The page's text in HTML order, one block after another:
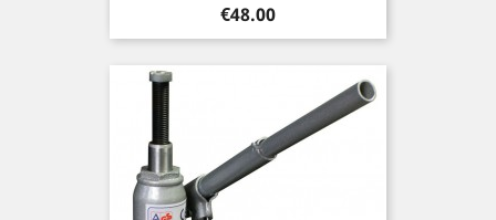
Price
€48.00